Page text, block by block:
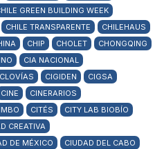
GREEN BUILDING WEEK
CHILE TRANSPARENTE
CHILEHAUS
CHIP CHOLET
CHONGQING
CIA NACIONAL
CIGIDEN
CIGSA
CINE
CINERARIOS
CITÉS
CITY LAB BIOBÍO
CREATIVA
DE MÉXICO
CIUDAD DEL CABO